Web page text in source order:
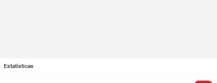
Estatísticas